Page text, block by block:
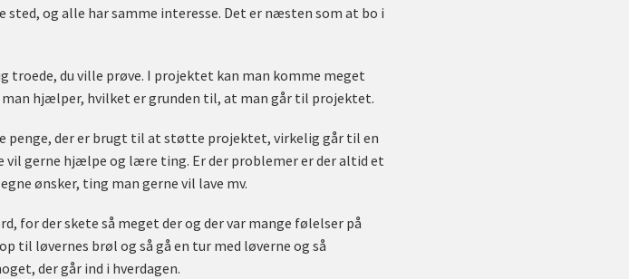
og alle har samme interesse. Det er næsten som at bo i
troede, du ville prøve. I projektet kan man komme meget
hjælper, hvilket er grunden til, at man går til projektet.
penge, der er brugt til at støtte projektet, virkelig går til en
gerne hjælpe og lære ting. Er der problemer er der altid et
ønsker, ting man gerne vil lave mv.
for der skete så meget der og der var mange følelser på
til løvernes brøl og så gå en tur med løverne og så
der går ind i hverdagen.